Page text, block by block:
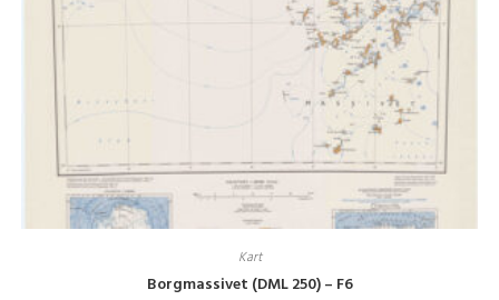
Kart
Borgmassivet (DML 250) – F6